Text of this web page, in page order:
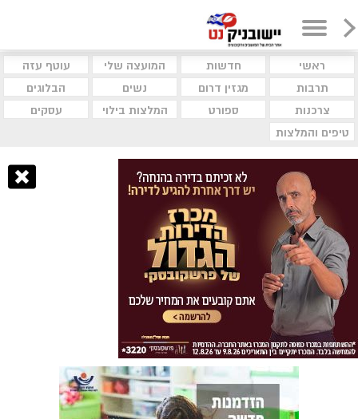
ראשי חדשות המועצה שלי
עוטף עזה
תרבות
מגזין דרום נשים
הבלוגים
צרכנות
ספורט המלצות בילוי
עסקים
טיפים והמלצות